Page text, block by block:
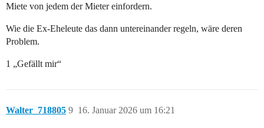
Miete von jedem der Mieter einfordern.
Wie die Ex-Eheleute das dann untereinander regeln, wäre deren
Problem.
1 „Gefällt mir“
Walter_718805 16. Januar 2026 um 16:21
9